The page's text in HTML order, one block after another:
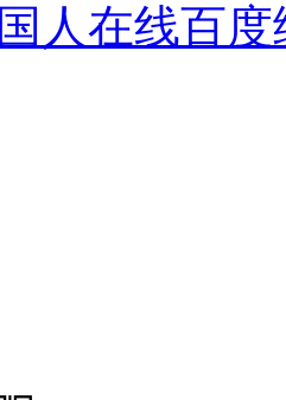
国人在线百度